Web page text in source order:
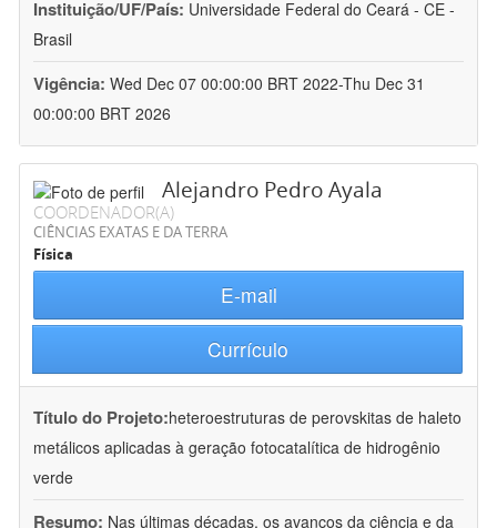
Instituição/UF/País: Universidade Federal do Ceará - CE -
Brasil
Vigência: Wed Dec 07 00:00:00 BRT 2022-Thu Dec 31
00:00:00 BRT 2026
Alejandro Pedro Ayala
COORDENADOR(A)
CIÊNCIAS EXATAS E DA TERRA
Física
E-mail
Currículo
Título do Projeto:heteroestruturas de perovskitas de haleto
metálicos aplicadas à geração fotocatalítica de hidrogênio
verde
Resumo: Nas últimas décadas, os avanços da ciência e da